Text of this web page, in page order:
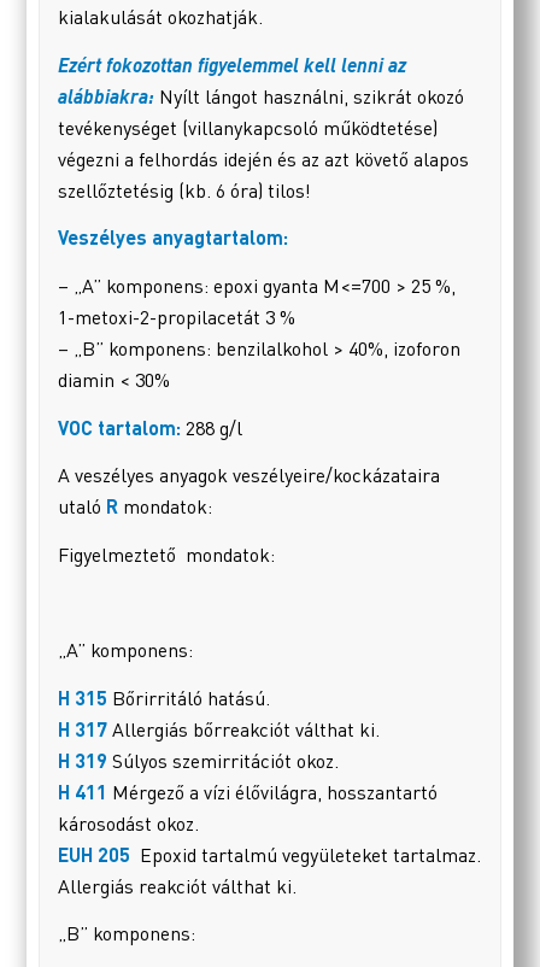
kialakulását okozhatják.
Ezért fokozottan figyelemmel kell lenni az
alábbiakra: Nyílt lángot használni, szikrát okozó
tevékenységet (villanykapcsoló működtetése)
végezni a felhordás idején és az azt követő alapos
szellőztetésig (kb. 6 óra) tilos!
Veszélyes anyagtartalom:
– „A” komponens: epoxi gyanta M<=700 > 25 %,
1-metoxi-2-propilacetát 3 %
– „B” komponens: benzilalkohol > 40%, izoforon
diamin < 30%
VOC tartalom: 288 g/l
A veszélyes anyagok veszélyeire/kockázataira
utaló R mondatok:
Figyelmeztető mondatok:
„A” komponens:
H 315 Bőrirritáló hatású.
H 317 Allergiás bőrreakciót válthat ki.
H 319 Súlyos szemirritációt okoz.
H 411 Mérgező a vízi élővilágra, hosszantartó
károsodást okoz.
EUH 205 Epoxid tartalmú vegyületeket tartalmaz.
Allergiás reakciót válthat ki.
„B” komponens: